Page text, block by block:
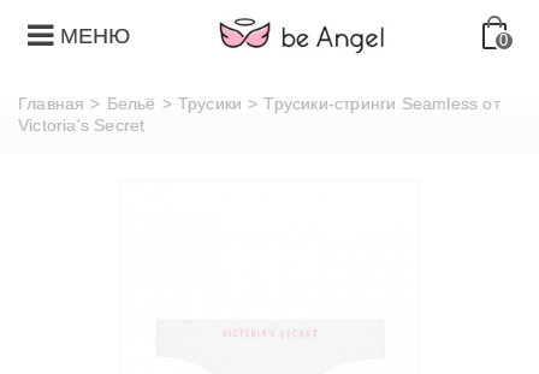
МЕНЮ 0
Главная > Бельё > Трусики > Трусики-стринги Seamless от
Victoria's Secret